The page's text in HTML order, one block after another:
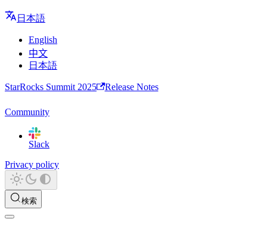
日本語
English
中文
日本語
StarRocks Summit 2025 Release Notes
Community
Slack
Privacy policy
検索